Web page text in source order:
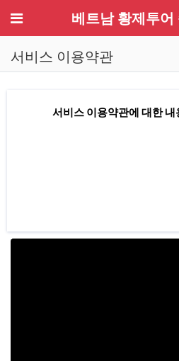
메뉴 베트남 황제투어
서비스 이용약관
서비스 이용약관에 대한